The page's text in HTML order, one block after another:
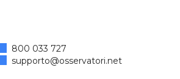
800 033 727
supporto@osservatori.net